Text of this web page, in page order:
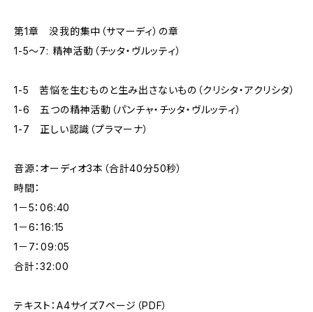
第1章 没我的集中（サマーディ）の章
1-5～7: 精神活動（チッタ・ヴルッティ）
1-5 苦悩を生むものと生み出さないもの（クリシタ・アクリシタ）
1-6 五つの精神活動（パンチャ・チッタ・ヴルッティ）
1-7 正しい認識（プラマーナ）
音源：オーディオ3本（合計40分50秒）
時間：
1－5：06:40
1－6：16:15
1－7：09:05
合計：32:00
テキスト：A4サイズ7ページ（PDF）